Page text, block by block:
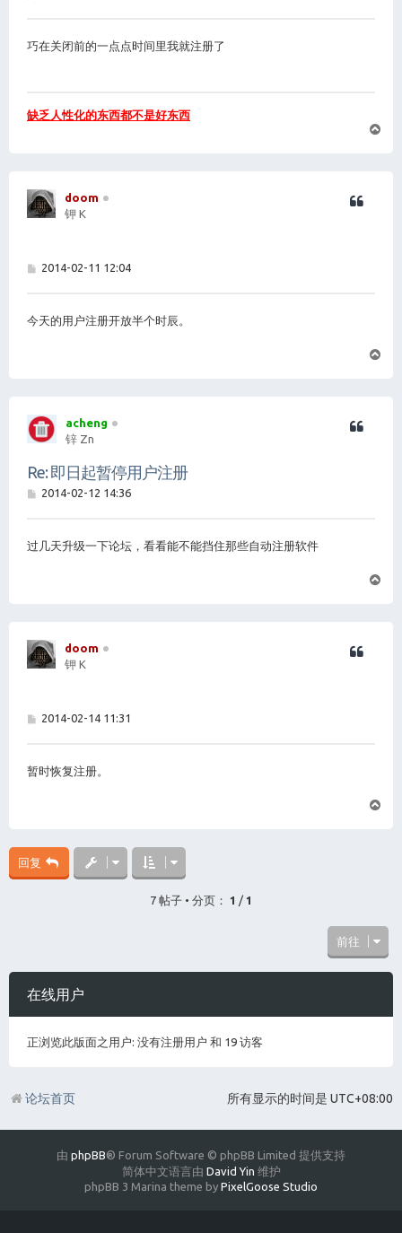
巧在关闭前的一点点时间里我就注册了
缺乏人性化的东西都不是好东西
doom
钾 K
帖
2014-02-11 12:04
今天的用户注册开放半个时辰。
acheng
锌 Zn
Re: 即日起暂停用户注册
帖
2014-02-12 14:36
过几天升级一下论坛，看看能不能挡住那些自动注册软件
doom
钾 K
帖
2014-02-14 11:31
暂时恢复注册。
回复
7 帖子 • 分页： 1 / 1
前往
在线用户
正浏览此版面之用户: 没有注册用户 和 19 访客
所有显示的时间是 UTC+08:00
论坛首页
由 phpBB® Forum Software © phpBB Limited 提供支持
简体中文语言由 David Yin 维护
phpBB 3 Marina theme by PixelGoose Studio